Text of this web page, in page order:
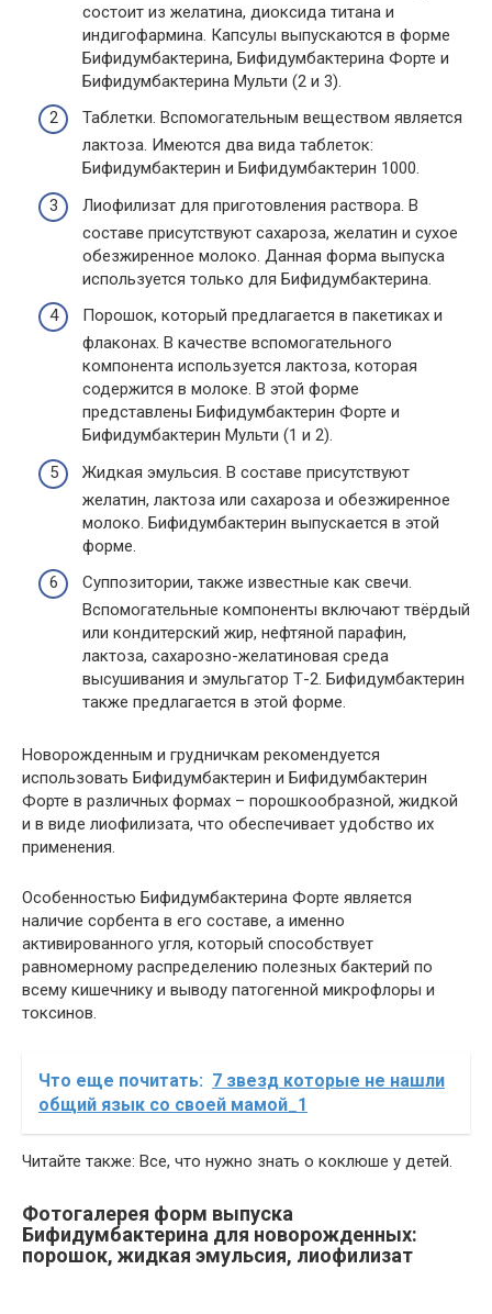
состоит из желатина, диоксида титана и
индигофармина. Капсулы выпускаются в форме
Бифидумбактерина, Бифидумбактерина Форте и
Бифидумбактерина Мульти (2 и 3).
Таблетки. Вспомогательным веществом является
лактоза. Имеются два вида таблеток:
Бифидумбактерин и Бифидумбактерин 1000.
Лиофилизат для приготовления раствора. В
составе присутствуют сахароза, желатин и сухое
обезжиренное молоко. Данная форма выпуска
используется только для Бифидумбактерина.
Порошок, который предлагается в пакетиках и
флаконах. В качестве вспомогательного
компонента используется лактоза, которая
содержится в молоке. В этой форме
представлены Бифидумбактерин Форте и
Бифидумбактерин Мульти (1 и 2).
Жидкая эмульсия. В составе присутствуют
желатин, лактоза или сахароза и обезжиренное
молоко. Бифидумбактерин выпускается в этой
форме.
Суппозитории, также известные как свечи.
Вспомогательные компоненты включают твёрдый
или кондитерский жир, нефтяной парафин,
лактоза, сахарозно-желатиновая среда
высушивания и эмульгатор Т-2. Бифидумбактерин
также предлагается в этой форме.
Новорожденным и грудничкам рекомендуется
использовать Бифидумбактерин и Бифидумбактерин
Форте в различных формах – порошкообразной, жидкой
и в виде лиофилизата, что обеспечивает удобство их
применения.
Особенностью Бифидумбактерина Форте является
наличие сорбента в его составе, а именно
активированного угля, который способствует
равномерному распределению полезных бактерий по
всему кишечнику и выводу патогенной микрофлоры и
токсинов.
Что еще почитать: 7 звезд которые не нашли
общий язык со своей мамой_1
Читайте также: Все, что нужно знать о коклюше у детей.
Фотогалерея форм выпуска
Бифидумбактерина для новорожденных:
порошок, жидкая эмульсия, лиофилизат